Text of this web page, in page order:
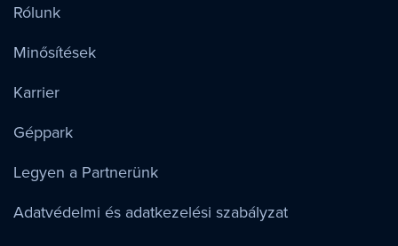
Rólunk
Minősítések
Karrier
Géppark
Legyen a Partnerünk
Adatvédelmi és adatkezelési szabályzat